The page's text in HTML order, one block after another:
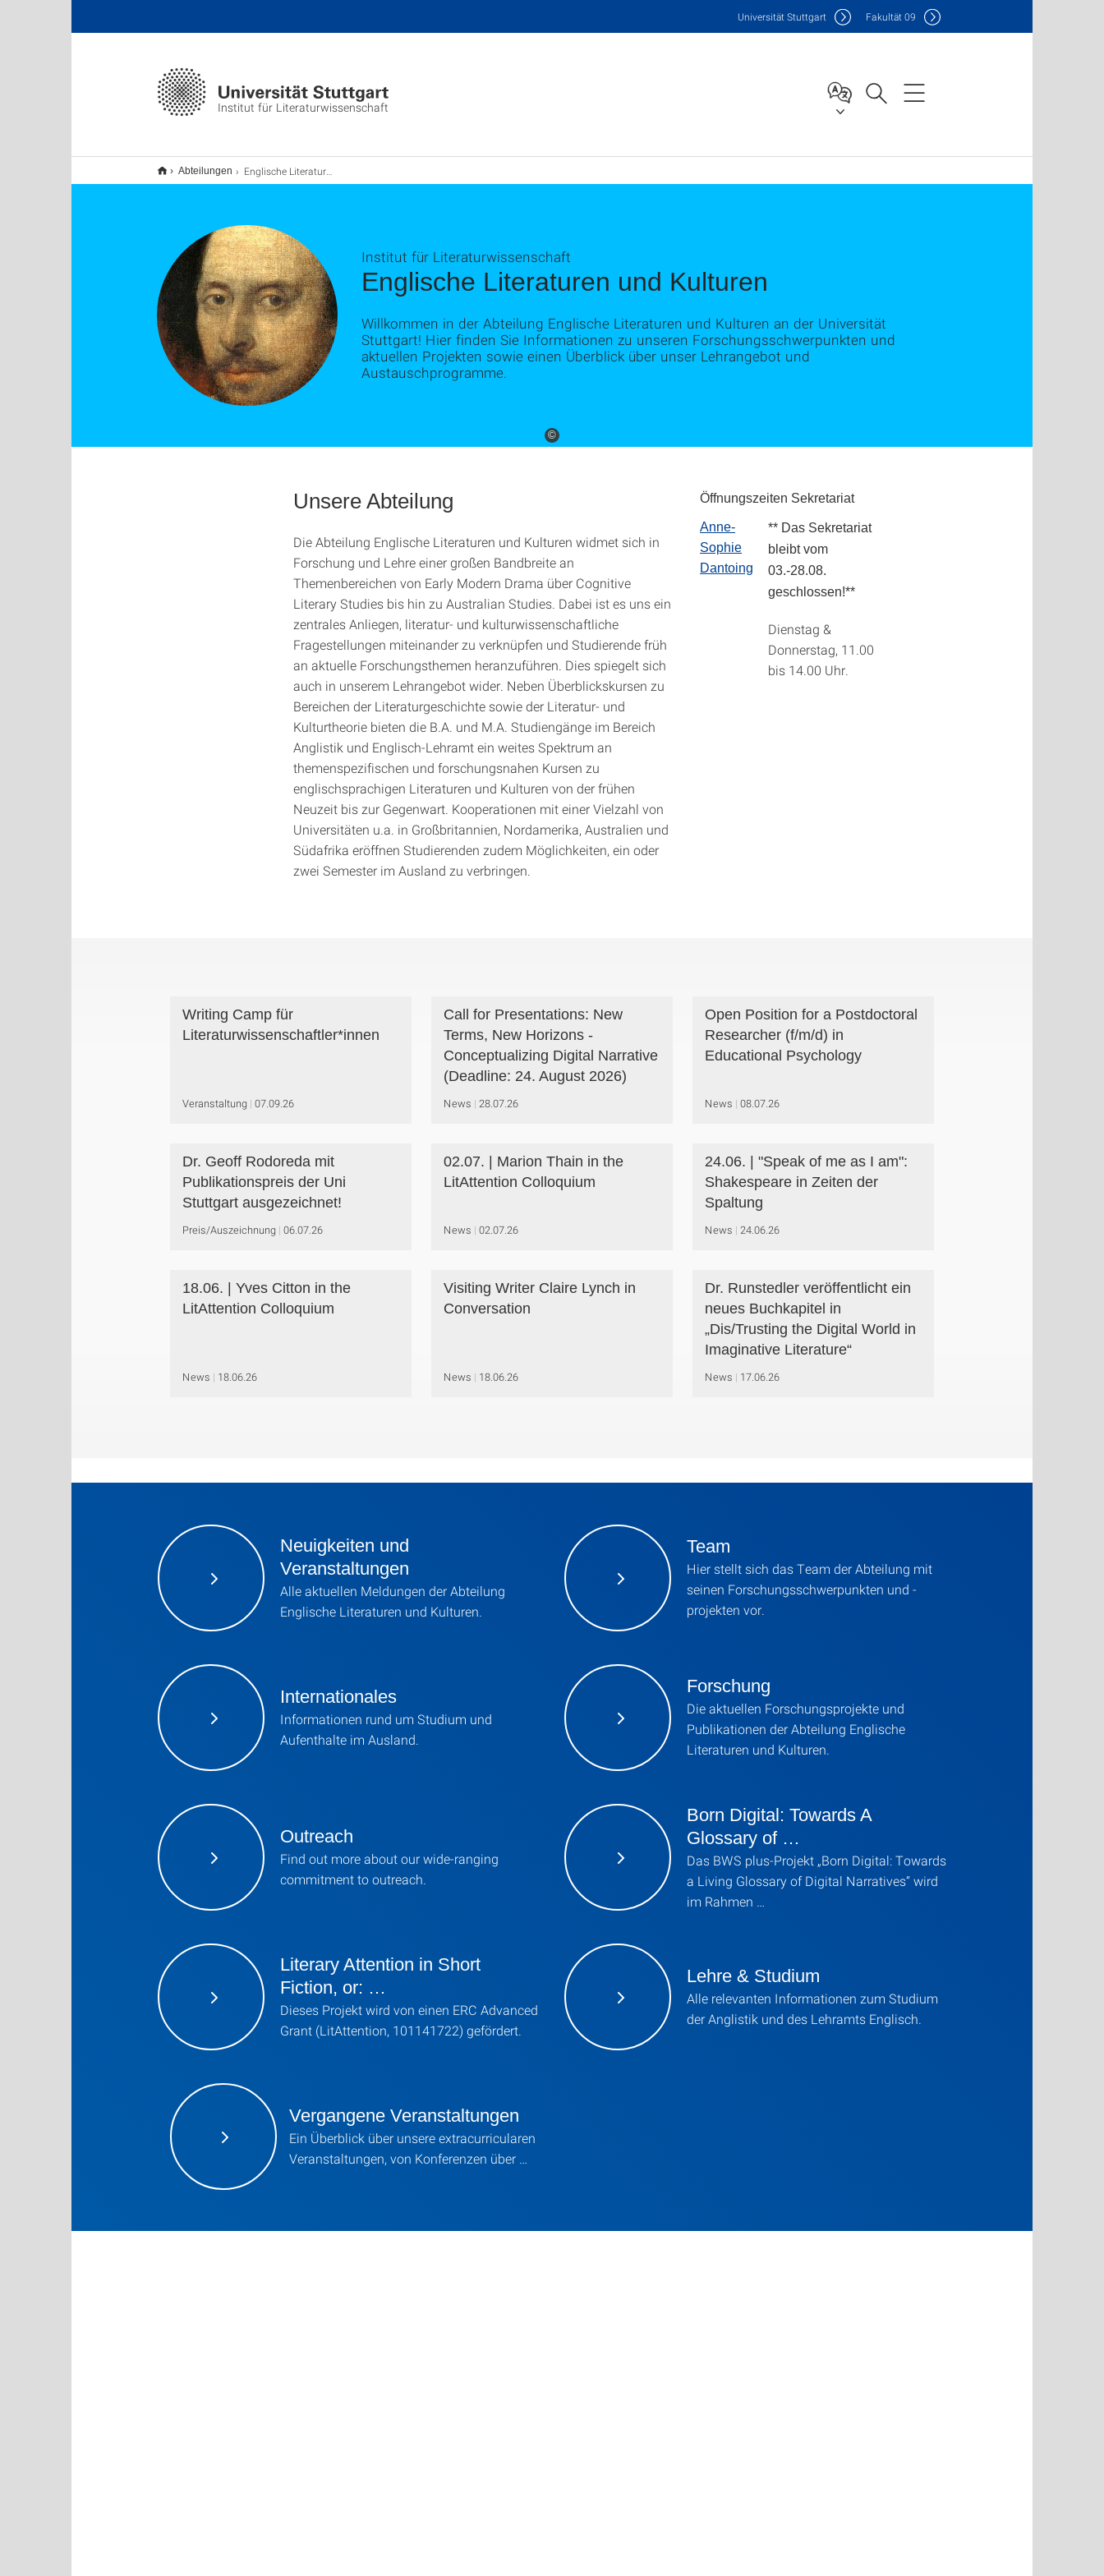
Institut für Literaturwissenschaft
Universität Stuttgart Fakultät09
Abteilungen Englische Literaturen und Kulturen
©
Englische Literaturen und Kulturen
Institut für Literaturwissenschaft
Willkommen in der Abteilung Englische Literaturen und Kulturen an der Universität
Stuttgart! Hier finden Sie Informationen zu unseren Forschungsschwerpunkten und
aktuellen Projekten sowie einen Überblick über unser Lehrangebot und
Austauschprogramme.
Öffnungszeiten Sekretariat
Anne-
Sophie
Dantoing
** Das Sekretariat
bleibt vom
03.-28.08.
geschlossen!**
Dienstag &
Donnerstag, 11.00
bis 14.00 Uhr.
Unsere Abteilung
Die Abteilung Englische Literaturen und Kulturen widmet sich in
Forschung und Lehre einer großen Bandbreite an
Themenbereichen von Early Modern Drama über Cognitive
Literary Studies bis hin zu Australian Studies. Dabei ist es uns ein
zentrales Anliegen, literatur- und kulturwissenschaftliche
Fragestellungen miteinander zu verknüpfen und Studierende früh
an aktuelle Forschungsthemen heranzuführen. Dies spiegelt sich
auch in unserem Lehrangebot wider. Neben Überblickskursen zu
Bereichen der Literaturgeschichte sowie der Literatur- und
Kulturtheorie bieten die B.A. und M.A. Studiengänge im Bereich
Anglistik und Englisch-Lehramt ein weites Spektrum an
themenspezifischen und forschungsnahen Kursen zu
englischsprachigen Literaturen und Kulturen von der frühen
Neuzeit bis zur Gegenwart. Kooperationen mit einer Vielzahl von
Universitäten u.a. in Großbritannien, Nordamerika, Australien und
Südafrika eröffnen Studierenden zudem Möglichkeiten, ein oder
zwei Semester im Ausland zu verbringen.
Writing Camp für
Literaturwissenschaftler*innen
Veranstaltung 07.09.26
Call for Presentations: New
Terms, New Horizons -
Conceptualizing Digital Narrative
(Deadline: 24. August 2026)
News 28.07.26
Open Position for a Postdoctoral
Researcher (f/m/d) in
Educational Psychology
News 08.07.26
Dr. Geoff Rodoreda mit
Publikationspreis der Uni
Stuttgart ausgezeichnet!
Preis/Auszeichnung 06.07.26
02.07. | Marion Thain in the
LitAttention Colloquium
News 02.07.26
24.06. | "Speak of me as I am":
Shakespeare in Zeiten der
Spaltung
News 24.06.26
18.06. | Yves Citton in the
LitAttention Colloquium
News 18.06.26
Visiting Writer Claire Lynch in
Conversation
News 18.06.26
Dr. Runstedler veröffentlicht ein
neues Buchkapitel in
„Dis/Trusting the Digital World in
Imaginative Literature“
News 17.06.26
Neuigkeiten und
Veranstaltungen
Alle aktuellen Meldungen der Abteilung
Englische Literaturen und Kulturen.
Team
Hier stellt sich das Team der Abteilung mit
seinen Forschungsschwerpunkten und -
projekten vor.
Internationales
Informationen rund um Studium und
Aufenthalte im Ausland.
Forschung
Die aktuellen Forschungsprojekte und
Publikationen der Abteilung Englische
Literaturen und Kulturen.
Outreach
Find out more about our wide-ranging
commitment to outreach.
Born Digital: Towards A
Glossary of …
Das BWS plus-Projekt „Born Digital: Towards
a Living Glossary of Digital Narratives“ wird
im Rahmen …
Literary Attention in Short
Fiction, or: …
Dieses Projekt wird von einen ERC Advanced
Grant (LitAttention, 101141722) gefördert.
Lehre & Studium
Alle relevanten Informationen zum Studium
der Anglistik und des Lehramts Englisch.
Vergangene Veranstaltungen
Ein Überblick über unsere extracurricularen
Veranstaltungen, von Konferenzen über …